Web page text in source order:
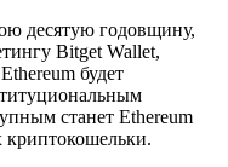
десятую годовщину,
Bitget Wallet,
будет
станет Ethereum
криптокошельки.